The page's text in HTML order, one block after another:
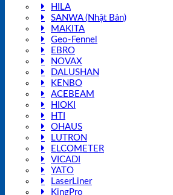
HILA
SANWA (Nhật Bản)
MAKITA
Geo-Fennel
EBRO
NOVAX
DALUSHAN
KENBO
ACEBEAM
HIOKI
HTI
OHAUS
LUTRON
ELCOMETER
VICADI
YATO
LaserLiner
KingPro